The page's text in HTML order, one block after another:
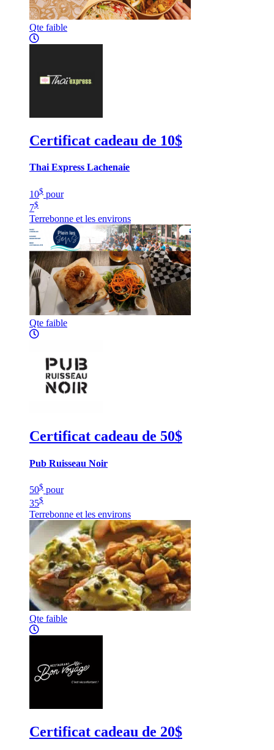
Qte faible
Certificat cadeau de 10$
Thai Express Lachenaie
10$ pour
7$
Terrebonne et les environs
Qte faible
Certificat cadeau de 50$
Pub Ruisseau Noir
50$ pour
35$
Terrebonne et les environs
Qte faible
Certificat cadeau de 20$